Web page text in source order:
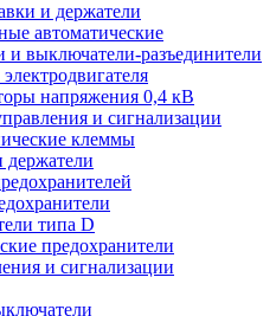
и держатели
автоматические
и выключатели-разъединители
напряжения 0,4 кВ
и сигнализации
клеммы
держатели
типа D
предохранители
и сигнализации